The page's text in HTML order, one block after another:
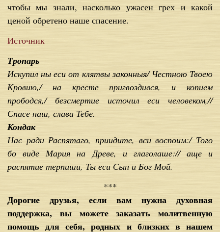
чтобы мы знали, насколько ужасен грех и какой
ценой обретено наше спасение.
Источник
Тропарь
Искупил ны еси от клятвы законныя/ Честною Твоею
Кровию,/ на кресте пригвоздився, и копием
прободся,/ безсмертие источил еси человеком,//
Спасе наш, слава Тебе.
Кондак
Нас ради Распятаго, приидите, вси воспоим:/ Того
бо виде Мария на Древе, и глаголаше:// аще и
распятие терпиши, Ты еси Сын и Бог Мой.
***
Дорогие друзья, если вам нужна духовная
поддержка, вы можете заказать молитвенную
помощь для себя, родных и близких в нашем